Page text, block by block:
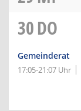
30DO
Gemeinderat
17:05-21:07 Uhr